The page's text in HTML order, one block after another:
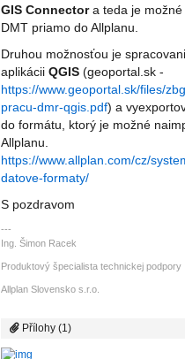
GIS Connectora teda je
DMT priamo do Allplanu.
Druhou možnosťou je
aplikácii QGIS (geoportal.sk -
https://www.geoportal.sk/files/
pracu-dmr-qgis.pdf) a
do formátu, ktorý je možné
Allplanu.
https://www.allplan.com/cz/
datove-formaty/
S pozdravom
Ing. Šimon Racek
Produktový špecialista technickej podpory
Allplan Slovensko s.r.o.
Přílohy (1)